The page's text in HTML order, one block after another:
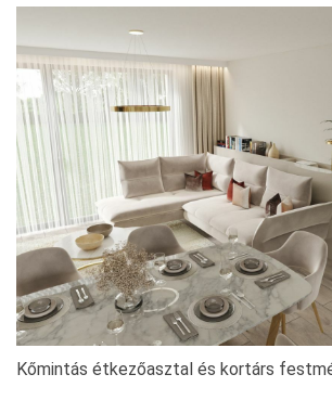
Kőmintás étkezőasztal és kortárs